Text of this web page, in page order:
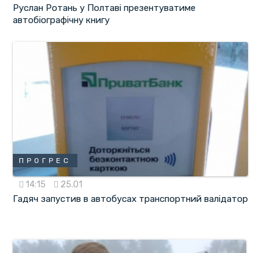
Руслан Ротань у Полтаві презентуватиме
автобіографічну книгу
ПРОГРЕС
14:15 25.01
Гадяч запустив в автобусах транспортний валідатор